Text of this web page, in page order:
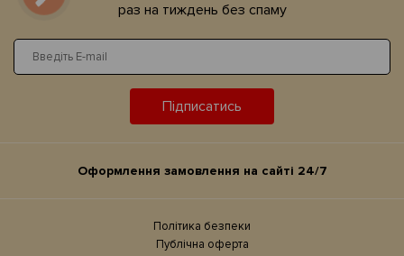
раз на тиждень без спаму
Підписатись
Оформлення замовлення на сайтi 24/7
Політика безпеки
Публічна оферта